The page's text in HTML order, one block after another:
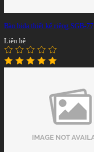
Bàn bida thiết kế riêng SGB-77
Liên hệ